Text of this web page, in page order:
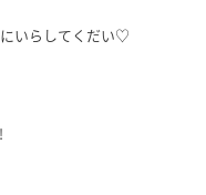
いらしてくだい♡